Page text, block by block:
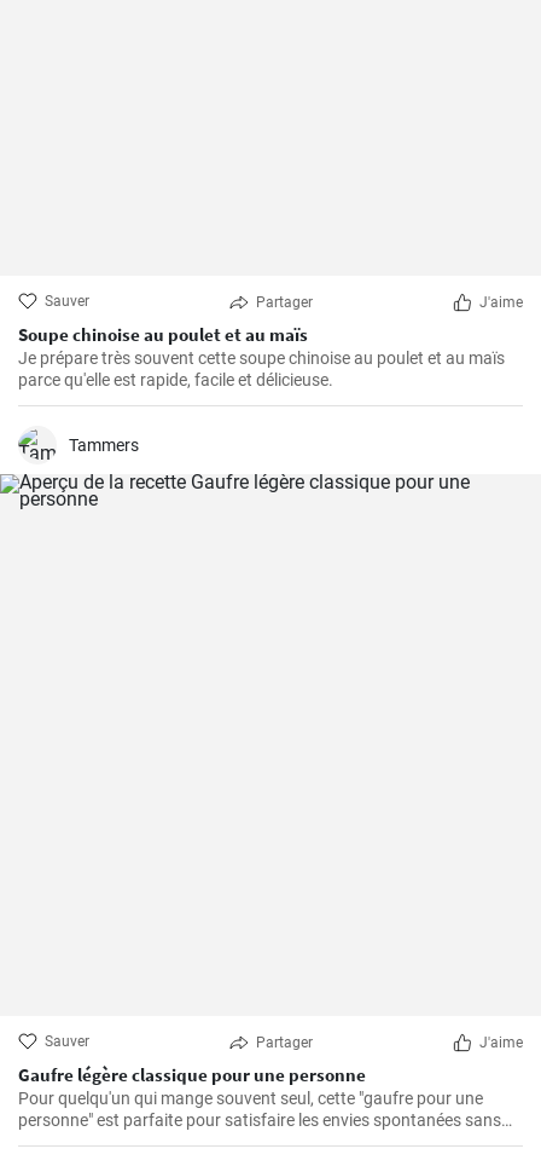
Sauver Partager J'aime
Soupe chinoise au poulet et au maïs
Je prépare très souvent cette soupe chinoise au poulet et au maïs
parce qu'elle est rapide, facile et délicieuse.
Tammers
Sauver Partager J'aime
Gaufre légère classique pour une personne
Pour quelqu'un qui mange souvent seul, cette "gaufre pour une
personne" est parfaite pour satisfaire les envies spontanées sans
avoir à se soucier des restes.